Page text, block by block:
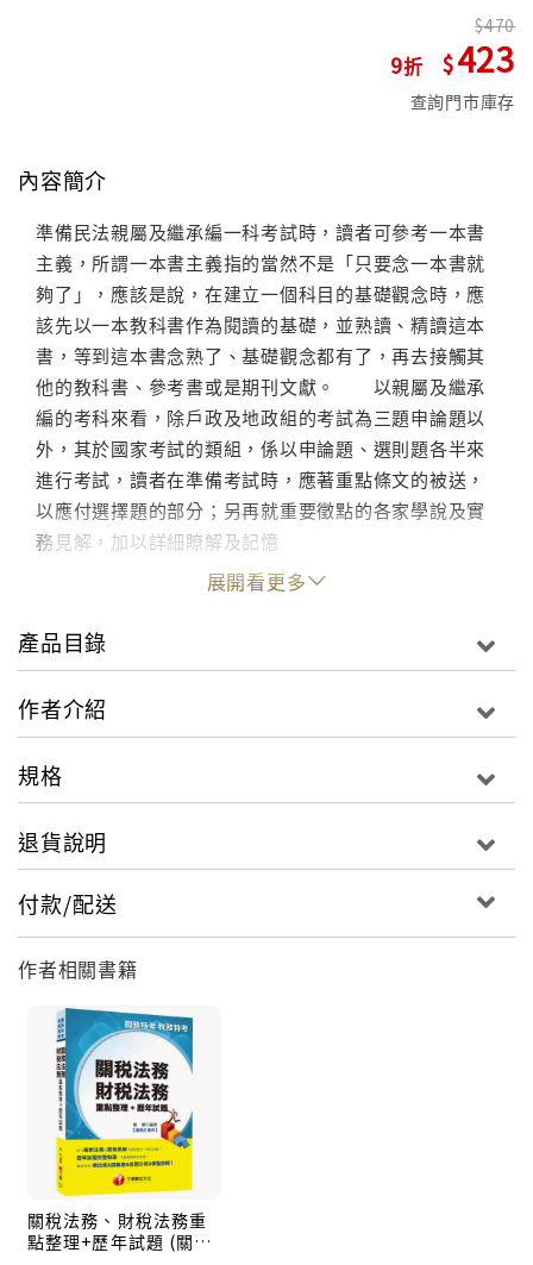
9
470
423
查詢門市庫存
內容簡介
準備民法親屬及繼承編一科考試時，讀者可參考一本書
主義，所謂一本書主義指的當然不是「只要念一本書就
夠了」，應該是說，在建立一個科目的基礎觀念時，應
該先以一本教科書作為閱讀的基礎，並熟讀、精讀這本
書，等到這本書念熟了、基礎觀念都有了，再去接觸其
他的教科書、參考書或是期刊文獻。 以親屬及繼承
編的考科來看，除戶政及地政組的考試為三題申論題以
外，其於國家考試的類組，係以申論題、選則題各半來
進行考試，讀者在準備考試時，應著重點條文的被送，
以應付選擇題的部分；另再就重要徵點的各家學說及實
務見解，加以詳細瞭解及記憶
展開看更多
產品目錄
作者介紹
規格
退貨說明
付款/配送
作者相關書籍
關稅法務、財稅法務重
點整理+歷年試題 (關務